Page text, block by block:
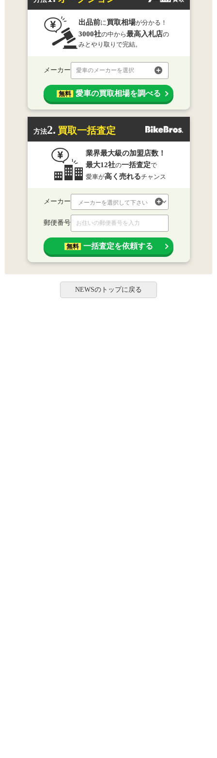
出品前に 買取相場が分かる！
3000社の中から最高入札店の
みとやり取りで完結。
メーカー 愛車のメーカーを選択
無料 愛車の買取相場を調べる
方法2. 買取一括査定
業界最大級の加盟店数！
最大12社の一括査定で
愛車が高く売れるチャンス
メーカー
郵便番号
無料 一括査定を依頼する
NEWSのトップに戻る